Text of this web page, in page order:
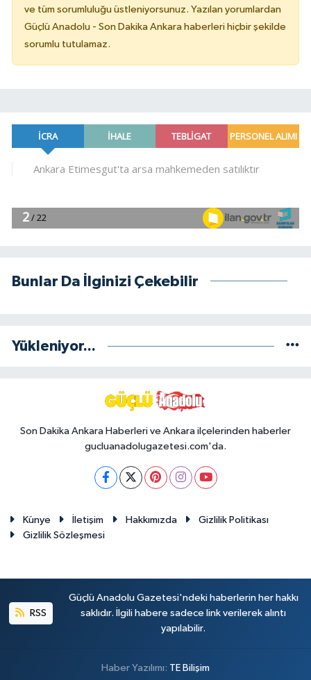
ve tüm sorumluluğu üstleniyorsunuz. Yazılan yorumlardan
Güçlü Anadolu - Son Dakika Ankara haberleri hiçbir şekilde
sorumlu tutulamaz.
Bunlar Da İlginizi Çekebilir
Yükleniyor...
Son Dakika Ankara Haberleri ve Ankara ilçelerinden haberler
gucluanadolugazetesi.com'da.
Künye İletişim Hakkımızda
Gizlilik Politikası
Gizlilik Sözleşmesi
RSS
Güçlü Anadolu Gazetesi'ndeki haberlerin her hakkı
saklıdır. İlgili habere sadece link verilerek alıntı
yapılabilir.
Haber Yazılımı: TE Bilişim